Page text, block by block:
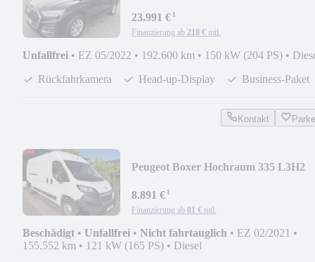
23.991 €¹
Finanzierung ab 218 € mtl.
Unfallfrei • EZ 05/2022 • 192.600 km • 150 kW (204 PS) •
Rückfahrkamera
Head-up-Display Business-Paket
Kontakt
Peugeot Boxer Hochraum 335 L3H2
8.891 €¹
Finanzierung ab 81 € mtl.
Beschädigt • Unfallfrei • Nicht fahrtauglich • EZ 02/2021 •
155.552 km • 121 kW (165 PS) • Diesel